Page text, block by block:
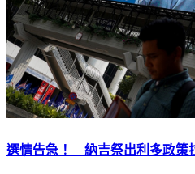
選情告急！ 納吉祭出利多政策